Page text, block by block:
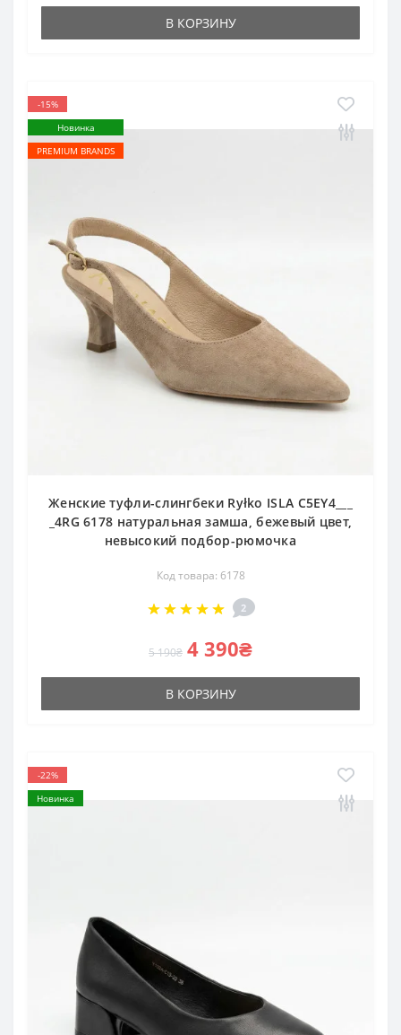
В КОРЗИНУ
-15%
Новинка
PREMIUM BRANDS
Женские туфли-слингбеки Ryłko ISLA C5EY4___
_4RG 6178 натуральная замша, бежевый цвет,
невысокий подбор-рюмочка
Код товара: 6178
2
5 190₴ 4 390₴
В КОРЗИНУ
-22%
Новинка